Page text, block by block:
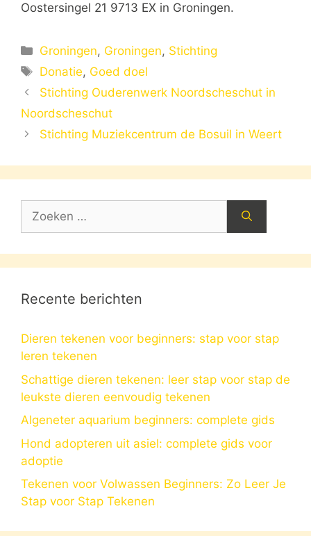
Oostersingel 21 9713 EX in Groningen.
Categorieën
Groningen, Groningen, Stichting
Tags
Donatie, Goed doel
Stichting Ouderenwerk Noordscheschut in
Noordscheschut
Stichting Muziekcentrum de Bosuil in Weert
Zoek
Recente berichten
Dieren tekenen voor beginners: stap voor stap
leren tekenen
Schattige dieren tekenen: leer stap voor stap de
leukste dieren eenvoudig tekenen
Algeneter aquarium beginners: complete gids
Hond adopteren uit asiel: complete gids voor
adoptie
Tekenen voor Volwassen Beginners: Zo Leer Je
Stap voor Stap Tekenen